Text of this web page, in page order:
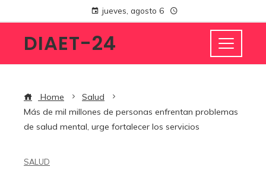
jueves, agosto 6
DIAET-24
Home
Salud
Más de mil millones de personas enfrentan problemas
de salud mental, urge fortalecer los servicios
SALUD